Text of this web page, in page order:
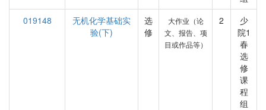
019148
无机化学基础实
验(下)
选
修
大作业（论
文、报告、项
目或作品等）
2
少
院1
春
选
修
课
程
组